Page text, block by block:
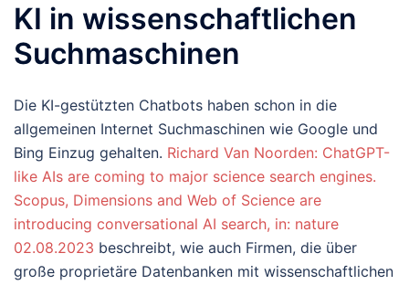
KI in wissenschaftlichen
Suchmaschinen
Die KI-gestützten Chatbots haben schon in die
allgemeinen Internet Suchmaschinen wie Google und
Bing Einzug gehalten. Richard Van Noorden: ChatGPT-
like AIs are coming to major science search engines.
Scopus, Dimensions and Web of Science are
introducing conversational AI search, in: nature
02.08.2023 beschreibt, wie auch Firmen, die über
große proprietäre Datenbanken mit wissenschaftlichen